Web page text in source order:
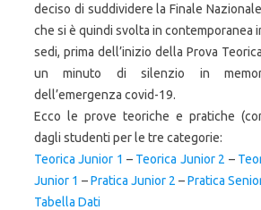
deciso di suddividere la Finale
che si è quindi svolta in contemporanea
sedi, prima dell’inizio della Prova
un minuto di silenzio in
dell’emergenza covid-19.
Ecco le prove teoriche e pratiche
dagli studenti per le tre categorie:
Teorica Junior 1 – Teorica Junior 2 –
Junior 1 –Pratica Junior 2 –Pratica
Tabella Dati